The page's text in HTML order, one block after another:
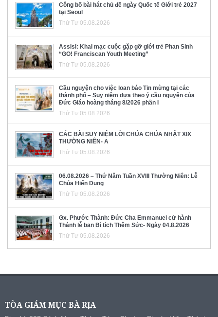
Công bố bài hát chủ đề ngày Quốc tế Giới trẻ 2027
tại Seoul
Thứ Tư 05.08.2026
Assisi: Khai mạc cuộc gặp gỡ giới trẻ Phan Sinh
“GO! Franciscan Youth Meeting”
Thứ Tư 05.08.2026
Cầu nguyện cho việc loan báo Tin mừng tại các
thành phố – Suy niệm dựa theo ý cầu nguyện của
Đức Giáo hoàng tháng 8/2026 phần I
Thứ Tư 05.08.2026
CÁC BÀI SUY NIỆM LỜI CHÚA CHÚA NHẬT XIX
THƯỜNG NIÊN- A
Thứ Tư 05.08.2026
06.08.2026 – Thứ Năm Tuần XVIII Thường Niên: Lễ
Chúa Hiển Dung
Thứ Tư 05.08.2026
Gx. Phước Thành: Đức Cha Emmanuel cử hành
Thánh lễ ban Bí tích Thêm Sức- Ngày 04.8.2026
Thứ Tư 05.08.2026
TÒA GIÁM MỤC BÀ RỊA